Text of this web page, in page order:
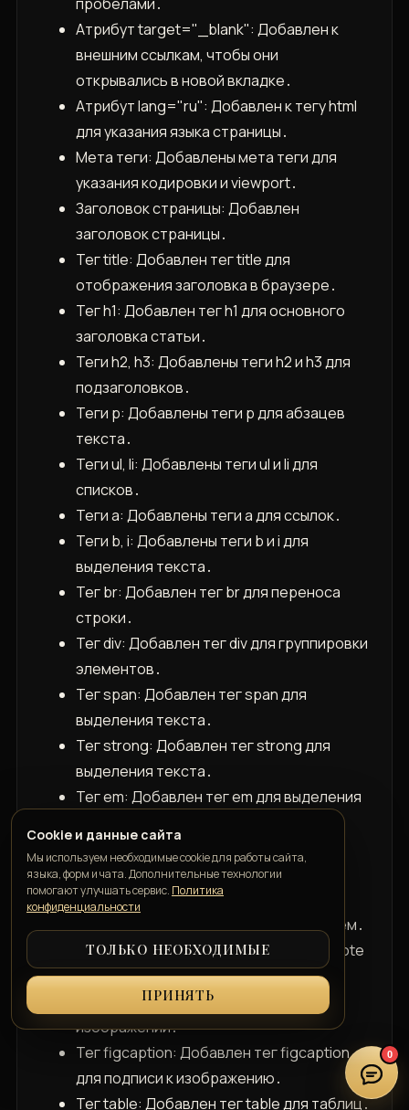
Атрибут target="_blank": Добавлен к
внешним ссылкам, чтобы они
открывались в новой вкладке․
Атрибут lang="ru": Добавлен к тегу html
для указания языка страницы․
Мета теги: Добавлены мета теги для
указания кодировки и viewport․
Заголовок страницы: Добавлен
заголовок страницы․
Тег title: Добавлен тег title для
отображения заголовка в браузере․
Тег h1: Добавлен тег h1 для основного
заголовка статьи․
Теги h2, h3: Добавлены теги h2 и h3 для
подзаголовков․
Теги p: Добавлены теги p для абзацев
текста․
Теги ul, li: Добавлены теги ul и li для
списков․
Теги a: Добавлены теги a для ссылок․
Теги b, i: Добавлены теги b и i для
выделения текста․
Тег br: Добавлен тег br для переноса
строки․
Тег div: Добавлен тег div для группировки
элементов․
Тег span: Добавлен тег span для
выделения текста․
Тег strong: Добавлен тег strong для
выделения текста․
Тег em: Добавлен тег em для выделения
Тег code: Добавлен тег code для
отображения кода․
Тег pre: Добавлен тег pre для
отображения кода с форматированием․
Тег blockquote: Добавлен тег blockquote
для цитат․
Тег figure: Добавлен тег figure для
изображений․
Тег figcaption: Добавлен тег figcaption
для подписи к изображению․
Тег table: Добавлен тег table для таблиц․
Cookie и данные сайта
Мы используем необходимые cookie для работы сайта,
языка, форм и чата. Дополнительные технологии
помогают улучшать сервис. Политика
конфиденциальности
ТОЛЬКО НЕОБХОДИМЫЕ
ПРИНЯТЬ
0